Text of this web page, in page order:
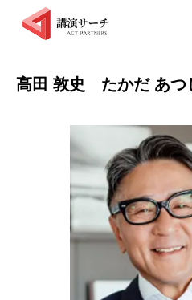
高田 敦史 たかだ あ